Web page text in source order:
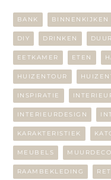
BANK BINNENKIJKEN
DIY DRINKEN
EETKAMER ETEN
HUIZENTOUR
INSPIRATIE
INTERIEURDESIGN
KARAKTERISTIEK
MEUBELS
RAAMBEKLEDING